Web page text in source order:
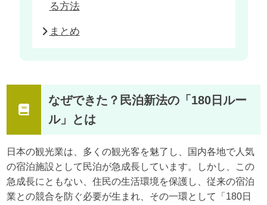
る方法
まとめ
なぜできた？民泊新法の「180日ルー
ル」とは
日本の観光業は、多くの観光客を魅了し、国内各地で人気
の宿泊施設として民泊が急成長しています。しかし、この
急成長にともない、住民の生活環境を保護し、従来の宿泊
業との競合を防ぐ必要が生まれ、その一環として「180日